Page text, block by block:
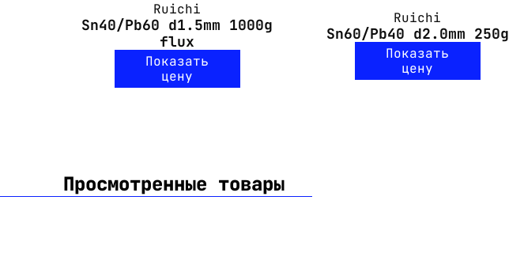
Ruichi
Sn40/Pb60 d1.5mm 1000g
flux
Показать
цену
Ruichi
Sn60/Pb40 d2.0mm 250g
Показать
цену
Просмотренные товары